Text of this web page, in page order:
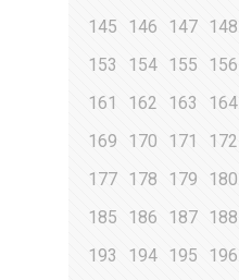
145
146 147 148
153
154 155 156
161
162 163 164
169
170 171 172
177 178 179 180
185
186 187 188
193
194 195 196